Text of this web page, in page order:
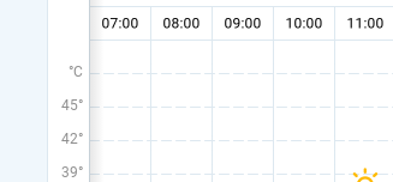
°C
45°
42°
39°